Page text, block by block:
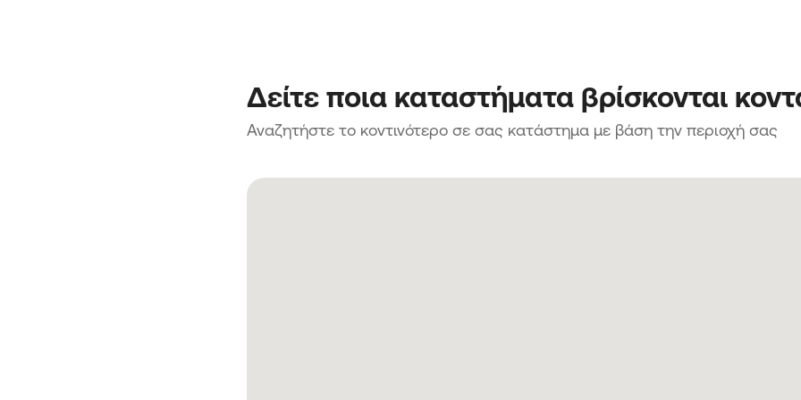
Δείτε ποια καταστήματα βρίσκονται
Αναζητήστε το κοντινότερο σε σας κατάστημα με βάση την περιοχή σας